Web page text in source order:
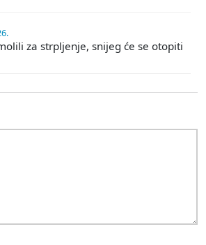
za strpljenje, snijeg će se otopiti